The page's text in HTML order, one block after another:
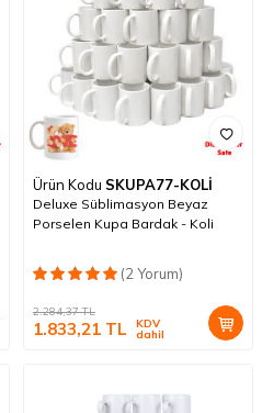
Ürün Kodu SKUPA77-KOLİ
Deluxe Süblimasyon Beyaz
Porselen Kupa Bardak - Koli
(2 Yorum)
2.284,37TL
1.833,21 TL KDV
dahil